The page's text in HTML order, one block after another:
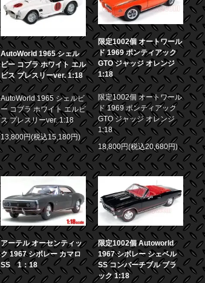
AutoWorld 1965 シェル
ビー コブラ ホワイト エル
ビス プレスリーver. 1:18
AutoWorld 1965 シェルビ
ー コブラ ホワイト エルビ
ス プレスリーver. 1:18
13,800円(税込15,180円)
限定1002個 オートワール
ド 1969 ポンティアック
GTO ジャッジ オレンジ
1:18
限定1002個 オートワール
ド 1969 ポンティアック
GTO ジャッジ オレンジ
1:18
18,800円(税込20,680円)
アーテル オーセンティッ
ク 1967 シボレー カマロ
SS 1：18
限定1002個 Autoworld
1967 シボレー シェベル
SS コンバーチブル ブラ
ック 1:18